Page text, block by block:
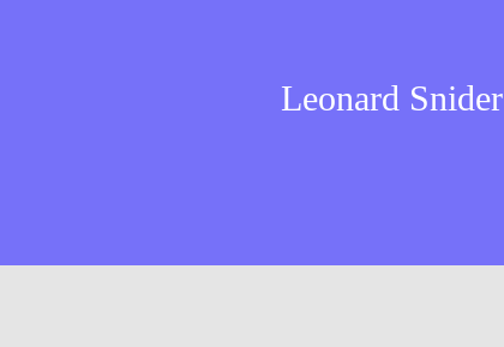
Leonard Snider